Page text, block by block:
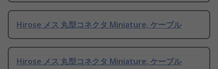
Hirose メス 丸型コネクタ Miniature, ケーブル
Hirose メス 丸型コネクタ Miniature, ケーブル